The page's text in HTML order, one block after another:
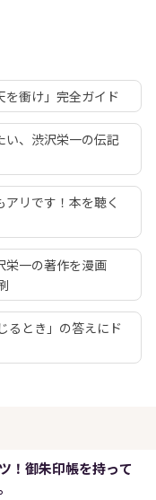
衝け」完全ガイド
い、渋沢栄一の伝記
リです！本を聴く
栄一の著作を漫画
るとき」の答えにド
！御朱印帳を持って